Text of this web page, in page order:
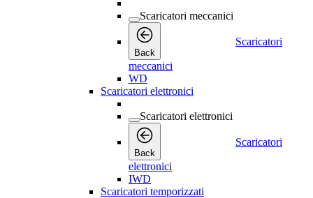
Scaricatori meccanici
Back
Scaricatori
meccanici
WD
Scaricatori elettronici
Scaricatori elettronici
Back
Scaricatori
elettronici
IWD
Scaricatori temporizzati